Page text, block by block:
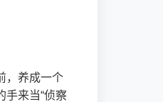
，养成一个
来当“侦察